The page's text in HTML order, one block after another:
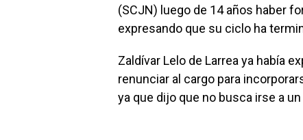
(SCJN) luego de 14 años haber
expresando que su ciclo ha
Zaldívar Lelo de Larrea ya había
renunciar al cargo para
ya que dijo que no busca irse a